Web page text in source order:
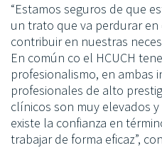
“Estamos seguros de que
un trato que va perdurar
contribuir en nuestras
En común co el HCUCH
profesionalismo, en ambas
profesionales de alto
clínicos son muy elevados
existe la confianza en
trabajar de forma eficaz”,